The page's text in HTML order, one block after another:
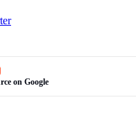
on Google